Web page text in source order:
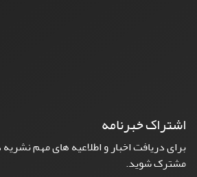
اشتراک خبرنامه
برای دریافت اخبار و اطلاعیه های مهم
مشترک شوید.